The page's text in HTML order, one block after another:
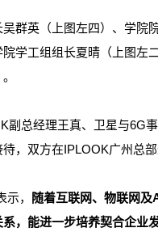
群英（上图左四）、学院
学工组组长夏晴（上图左
副总经理王真、 卫星与6G
待，双方在IPLOOK广州总
示，
随着互联网、物联网
，能进一步培养契合企业